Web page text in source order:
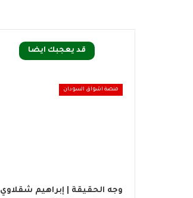
قد يعجبك ايضا
منصة اشواق السودان
وجه الحقيقة | إبراهيم شقلاوي